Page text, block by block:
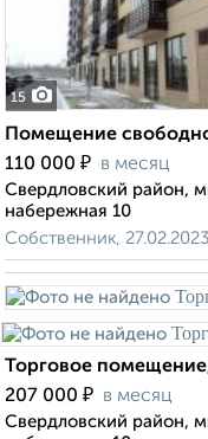
15
Помещение
110 000 ₽ в месяц
Свердловский район,
набережная 10
Собственник, 27.02.2023
Торговое
207 000 ₽ в месяц
Свердловский район,